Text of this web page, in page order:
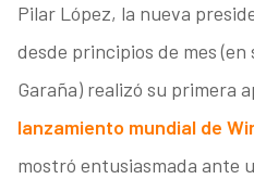
Pilar López, la nueva
desde principios de mes
Garaña) realizó su primera
lanzamiento mundial de
mostró entusiasmada ante